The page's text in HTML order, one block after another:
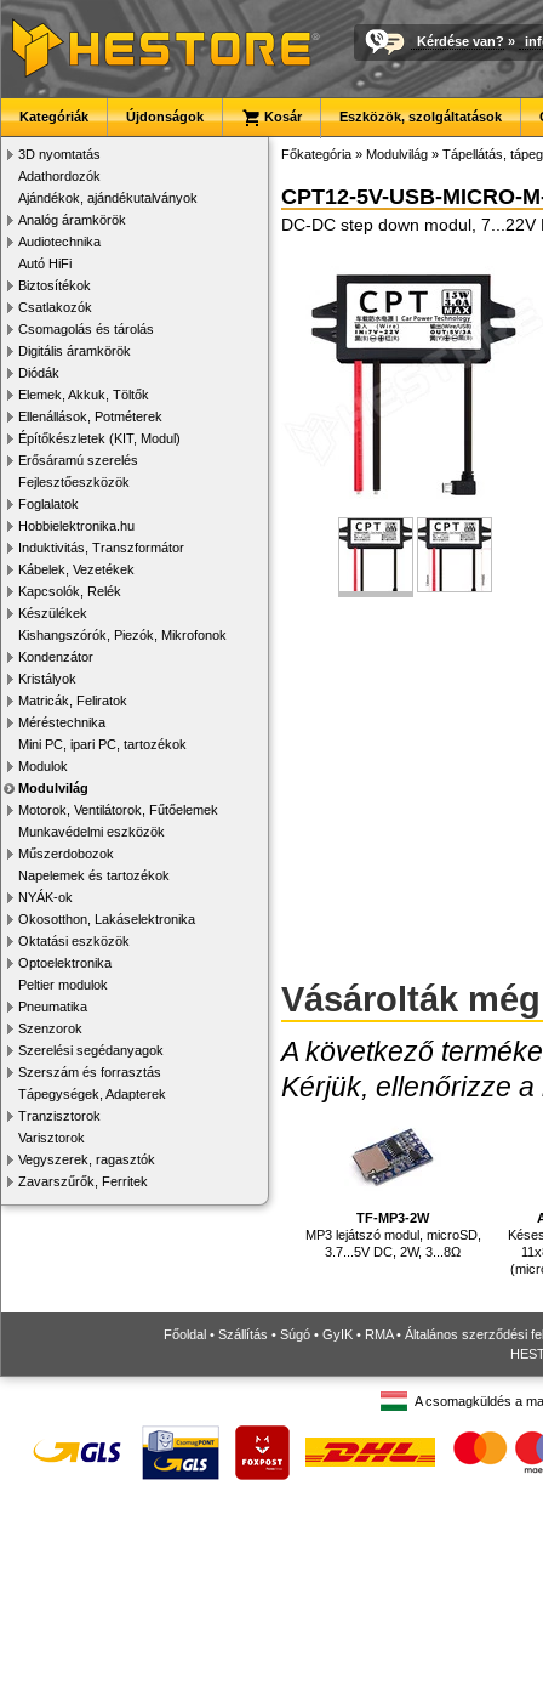
Kérdése van? »
Kategóriák Újdonságok Kosár Eszközök, szolgáltatások
3D nyomtatás
Adathordozók
Ajándékok, ajándékutalványok
Analóg áramkörök
Audiotechnika
Autó HiFi
Biztosítékok
Csatlakozók
Csomagolás és tárolás
Digitális áramkörök
Diódák
Elemek, Akkuk, Töltők
Ellenállások, Potméterek
Építőkészletek (KIT, Modul)
Erősáramú szerelés
Fejlesztőeszközök
Foglalatok
Hobbielektronika.hu
Induktivitás, Transzformátor
Kábelek, Vezetékek
Kapcsolók, Relék
Készülékek
Kishangszórók, Piezók, Mikrofonok
Kondenzátor
Kristályok
Matricák, Feliratok
Méréstechnika
Mini PC, ipari PC, tartozékok
Modulok
Modulvilág
Motorok, Ventilátorok, Fűtőelemek
Munkavédelmi eszközök
Műszerdobozok
Napelemek és tartozékok
NYÁK-ok
Okosotthon, Lakáselektronika
Oktatási eszközök
Optoelektronika
Peltier modulok
Pneumatika
Szenzorok
Szerelési segédanyagok
Szerszám és forrasztás
Tápegységek, Adapterek
Tranzisztorok
Varisztorok
Vegyszerek, ragasztók
Zavarszűrők, Ferritek
Főkategória » Modulvilág » Tápellátás,
CPT12-5V-USB-MICRO-
DC-DC step down modul,
Vásárolták még
A következő
Kérjük, ellenőrizze
TF-MP3-2W
MP3 lejátszó modul, microSD,
3.7...5V DC, 2W, 3...8Ω
Főoldal • Szállítás • Súgó • GyIK • RMA• Általános szerződési
A csomagküldés a